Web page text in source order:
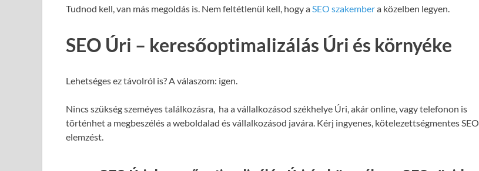
Tudnod kell, van más megoldás is. Nem feltétlenül kell, hogy aSEO szakembera közelben legyen.
SEO Úri – keresőoptimalizálás Úri és környéke
Lehetséges ez távolról is? A válaszom: igen.
Nincs szükség szeméyes találkozásra, ha a vállalkozásod székhelye Úri, akár online, vagy telefonon is
történhet a megbeszélés a weboldalad és vállalkozásod javára. Kérj ingyenes, kötelezettségmentes SEO
elemzést.